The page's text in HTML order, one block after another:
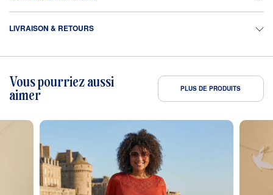
LIVRAISON & RETOURS
Vous pourriez aussi
aimer
PLUS DE PRODUITS